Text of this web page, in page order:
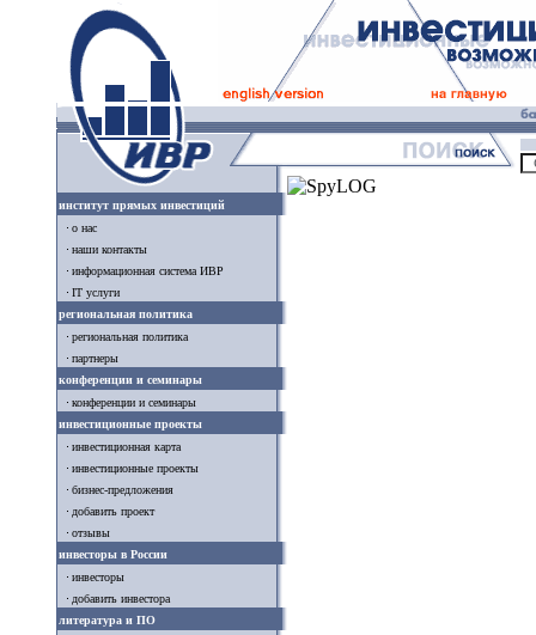
институт прямых инвестиций
о нас
наши контакты
информационная система ИВР
IT услуги
региональная политика
региональная политика
партнеры
конференции и семинары
конференции и семинары
инвестиционные проекты
инвестиционная карта
инвестиционные проекты
бизнес-предложения
добавить проект
отзывы
инвесторы в России
инвесторы
добавить инвестора
литература и ПО